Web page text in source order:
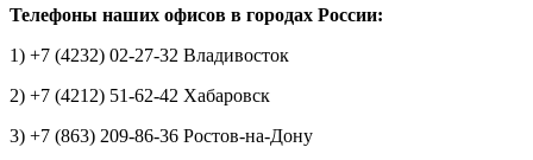
Телефоны наших офисов в городах России:
1) +7 (4232) 02-27-32 Владивосток
2) +7 (4212) 51-62-42 Хабаровск
3) +7 (863) 209-86-36 Ростов-на-Дону